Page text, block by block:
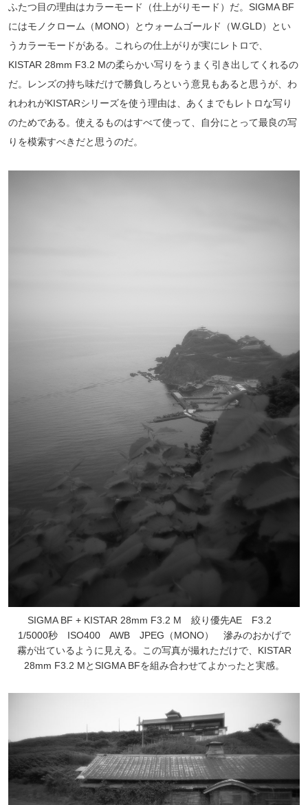
ふたつ目の理由はカラーモード（仕上がりモード）だ。SIGMA BF
にはモノクローム（MONO）とウォームゴールド（W.GLD）とい
うカラーモードがある。これらの仕上がりが実にレトロで、
KISTAR 28mm F3.2 Mの柔らかい写りをうまく引き出してくれるの
だ。レンズの持ち味だけで勝負しろという意見もあると思うが、わ
れわれがKISTARシリーズを使う理由は、あくまでもレトロな写り
のためである。使えるものはすべて使って、自分にとって最良の写
りを模索すべきだと思うのだ。
SIGMA BF + KISTAR 28mm F3.2 M 絞り優先AE F3.2
1/5000秒 ISO400 AWB JPEG（MONO） 滲みのおかげで
霧が出ているように見える。この写真が撮れただけで、KISTAR
28mm F3.2 MとSIGMA BFを組み合わせてよかったと実感。